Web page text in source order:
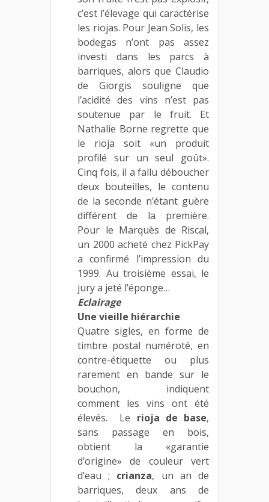
c’est l’élevage qui caractérise
les riojas. Pour Jean Solis, les
bodegas n’ont pas assez
investi dans les parcs à
barriques, alors que Claudio
de Giorgis souligne que
l’acidité des vins n’est pas
soutenue par le fruit. Et
Nathalie Borne regrette que
le rioja soit «un produit
profilé sur un seul goût».
Cinq fois, il a fallu déboucher
deux bouteilles, le contenu
de la seconde n’étant guère
différent de la première.
Pour le Marquès de Riscal,
un 2000 acheté chez PickPay
a confirmé l’impression du
1999. Au troisième essai, le
jury a jeté l’éponge…
Eclairage
Une vieille hiérarchie
Quatre sigles, en forme de
timbre postal numéroté, en
contre-étiquette ou plus
rarement en bande sur le
bouchon, indiquent
comment les vins ont été
élevés. Le rioja de base,
sans passage en bois,
obtient la «garantie
d’origine» de couleur vert
d’eau ; crianza, un an de
barriques, deux ans de